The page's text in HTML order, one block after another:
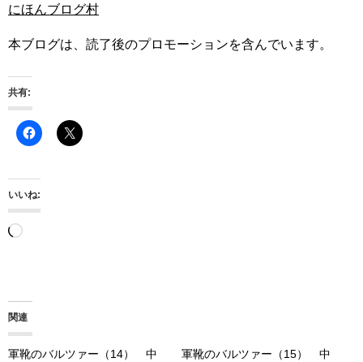
にほんブログ村
本ブログは、読了後のプロモーションを含んでいます。
共有:
いいね:
読
み
中…
関連
軍靴のバルツァー（14） 中
軍靴のバルツァー（15） 中